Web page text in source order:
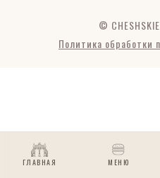
ГЛАВНАЯ МЕНЮ
©
Политика обработки